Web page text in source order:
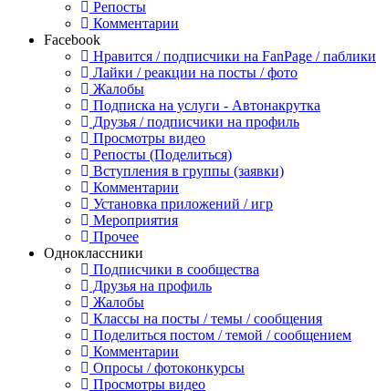
Репосты
Комментарии
Facebook
Нравится / подписчики на FanPage / паблики
Лайки / реакции на посты / фото
Жалобы
Подписка на услуги - Автонакрутка
Друзья / подписчики на профиль
Просмотры видео
Репосты (Поделиться)
Вступления в группы (заявки)
Комментарии
Установка приложений / игр
Мероприятия
Прочее
Одноклассники
Подписчики в сообщества
Друзья на профиль
Жалобы
Классы на посты / темы / сообщения
Поделиться постом / темой / сообщением
Комментарии
Опросы / фотоконкурсы
Просмотры видео